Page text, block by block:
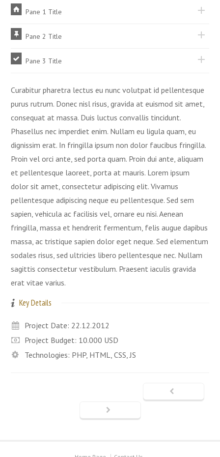
Pane 1 Title
Pane 2 Title
Pane 3 Title
Curabitur pharetra lectus eu nunc volutpat id pellentesque
purus rutrum. Donec nisl risus, gravida at euismod sit amet,
consequat at massa. Duis luctus convallis tincidunt.
Phasellus nec imperdiet enim. Nullam eu ligula quam, eu
dignissim erat. In fringilla ipsum non dolor faucibus fringilla.
Proin vel orci ante, sed porta quam. Proin dui ante, aliquam
et pellentesque laoreet, porta at mauris. Lorem ipsum
dolor sit amet, consectetur adipiscing elit. Vivamus
pellentesque adipiscing neque eu pellentesque. Sed sem
sapien, vehicula ac facilisis vel, ornare eu nisi. Aenean
fringilla, massa et hendrerit fermentum, felis augue dapibus
massa, ac tristique sapien dolor eget neque. Sed elementum
sodales risus, sed ultricies libero pellentesque nec. Nullam
sagittis consectetur vestibulum. Praesent iaculis gravida
erat vitae varius.
Key Details
Project Date: 22.12.2012
Project Budget: 10.000 USD
Technologies: PHP, HTML, CSS, JS